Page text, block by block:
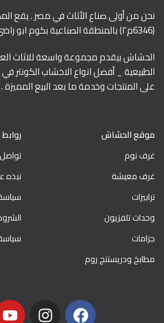
نحن من أولى صناع الأثاث في مصر . يقع
(6346م٢) بالمنطقة الصناعية بكوم ابو راضي ,بني سويف.
الحشاش بيقدم مجموعة واسعة للاثاث
الطبيعية _ أفضل انواع الاخشاب
على المنتجات وخدمة ما بعد البيع المميزة .
موقع الحشاش
غرف نوم
غرف معيشة
ترابيزات
وحدات تلفزيون
جزامات
مطابخ ودريستنج روم
نبذه